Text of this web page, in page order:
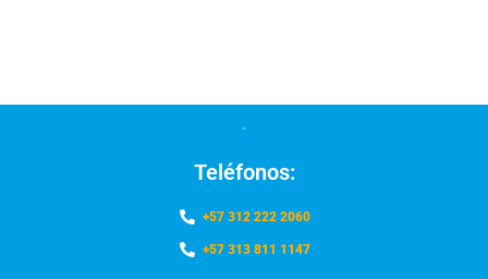
Teléfonos:
+57 312 222 2060
+57 313 811 1147